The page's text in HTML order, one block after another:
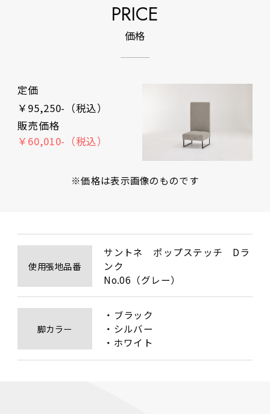
PRICE
価格
定価
￥95,250-（税込）
販売価格
￥60,010-（税込）
※価格は表示画像のものです
使用張地品番
サントネ　ポップステッチ　Dラ
ンク
No.06（グレー）
脚カラー
・ブラック
・シルバー
・ホワイト